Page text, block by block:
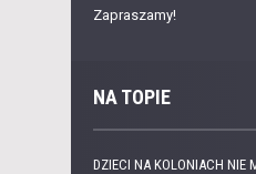
Zapraszamy!
NA TOPIE
DZIECI NA KOLONIACH NIE